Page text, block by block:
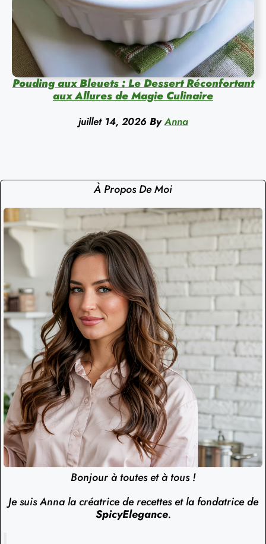
Pouding aux Bleuets : Le Dessert Réconfortant
aux Allures de Magie Culinaire
juillet 14, 2026 By Anna
À Propos De Moi
Bonjour à toutes et à tous !
Je suis Anna la créatrice de recettes et la fondatrice de
SpicyElegance.